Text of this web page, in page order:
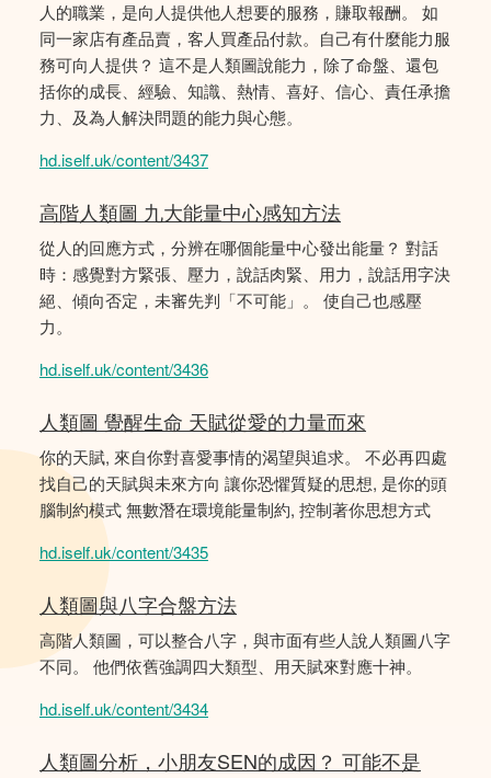
人的職業，是向人提供他人想要的服務，賺取報酬。 如
同一家店有產品賣，客人買產品付款。自己有什麼能力服
務可向人提供？ 這不是人類圖說能力，除了命盤、還包
括你的成長、經驗、知識、熱情、喜好、信心、責任承擔
力、及為人解決問題的能力與心態。
hd.iself.uk/content/3437
高階人類圖 九大能量中心感知方法
從人的回應方式，分辨在哪個能量中心發出能量？ 對話
時：感覺對方緊張、壓力，說話肉緊、用力，說話用字決
絕、傾向否定，未審先判「不可能」。 使自己也感壓
力。
hd.iself.uk/content/3436
人類圖 覺醒生命 天賦從愛的力量而來
你的天賦, 來自你對喜愛事情的渴望與追求。 不必再四處
找自己的天賦與未來方向 讓你恐懼質疑的思想, 是你的頭
腦制約模式 無數潛在環境能量制約, 控制著你思想方式
hd.iself.uk/content/3435
人類圖與八字合盤方法
高階人類圖，可以整合八字，與市面有些人說人類圖八字
不同。 他們依舊強調四大類型、用天賦來對應十神。
hd.iself.uk/content/3434
人類圖分析，小朋友SEN的成因？ 可能不是